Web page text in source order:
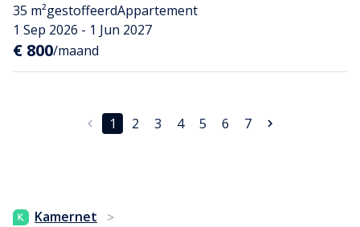
35 m²gestoffeerdAppartement
1 Sep 2026 - 1 Jun 2027
€ 800/maand
1 2 3 4 5 6 7
Kamernet
>